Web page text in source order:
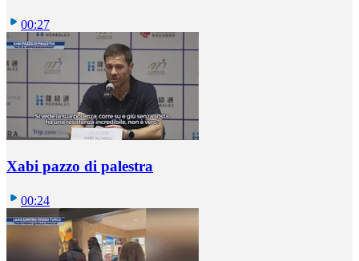
00:27
Xabi pazzo di palestra
00:24